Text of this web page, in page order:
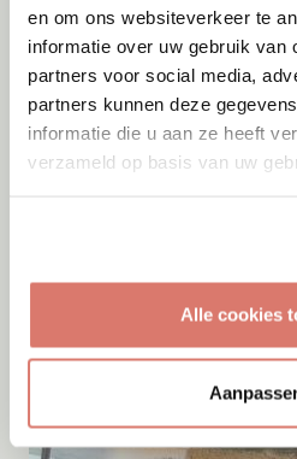
en om ons websiteverkeer te
informatie over uw gebruik van
partners voor social media,
partners kunnen deze
informatie die u aan ze heeft
verzameld op basis van uw
Alle cookies
Cyprus